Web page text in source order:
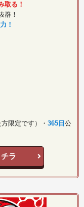
取る！
群！
！
限定です）・ 365日 公
ラ